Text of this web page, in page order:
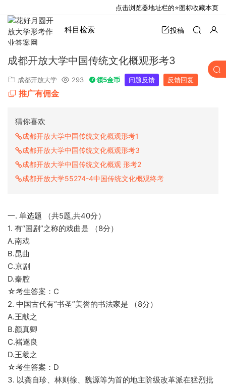
科目检索 投稿
成都开放大学中国传统文化概观形考3
成都开放大学 293 领5金币 问题反馈 反馈回复
推广有佣金
猜你喜欢
成都开放大学中国传统文化概观形考1
成都开放大学中国传统文化概观形考3
成都开放大学中国传统文化概观 形考2
成都开放大学55274-4中国传统文化概观终考
一. 单选题 （共5题,共40分）
1. 有“国剧”之称的戏曲是 （8分）
A.南戏
B.昆曲
C.京剧
D.秦腔
☆考生答案：C
2. 中国古代有“书圣”美誉的书法家是 （8分）
A.王献之
B.颜真卿
C.褚遂良
D.王羲之
☆考生答案：D
3. 以龚自珍、林则徐、魏源等为首的地主阶级改革派在猛烈批
点击浏览器地址栏的⭐图标收藏本页